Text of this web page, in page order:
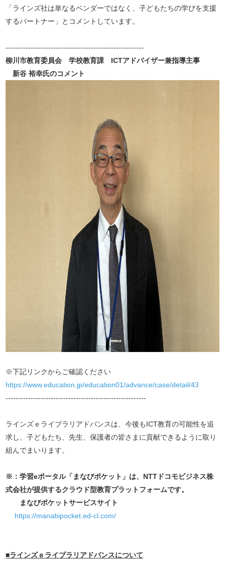
「ラインズ社は単なるベンダーではなく、子どもたちの学びを支援
するパートナー」とコメントしています。
-------------------------------------------------------
柳川市教育委員会 学校教育課 ICTアドバイザー兼指導主事
新谷 裕幸氏のコメント
※下記リンクからご確認ください
https://www.education.jp/education01/advance/case/detail/43
--------------------------------------------------------
ラインズｅライブラリアドバンスは、今後もICT教育の可能性を追
求し、子どもたち、先生、保護者の皆さまに貢献できるように取り
組んでまいります。
※：学習eポータル「まなびポケット」は、NTTドコモビジネス株
式会社が提供するクラウド型教育プラットフォームです。
まなびポケットサービスサイト
https://manabipocket.ed-cl.com/
■ラインズｅライブラリアドバンスについて